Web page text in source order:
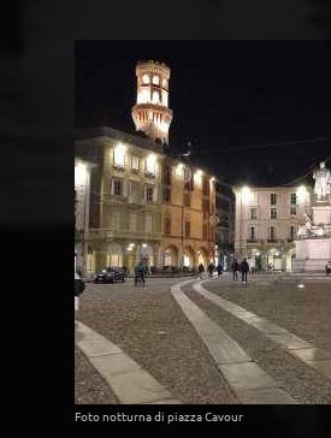
Foto notturna di piazza Cavour